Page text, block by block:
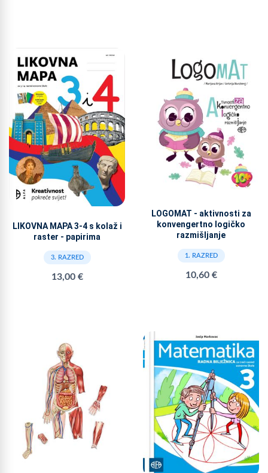
LIKOVNA MAPA 3-4 s kolaž i
raster - papirima
3. RAZRED
13,00 €
LOGOMAT - aktivnosti za
konvengertno logičko
razmišljanje
1. RAZRED
10,60 €